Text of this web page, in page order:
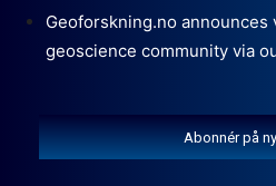
Geoforskning.no announces
geoscience community via
Abonnér på